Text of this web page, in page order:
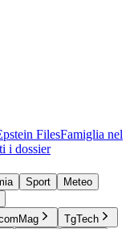
FilesFamiglia nel
i dossier
Sport
Meteo
TgTech